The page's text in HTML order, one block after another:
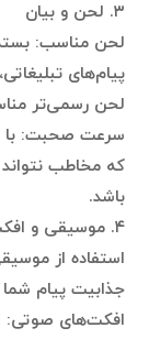
۳. لحن و بیان
لحن مناسب: بسته
پیام‌های
لحن رسمی‌تر
سرعت صحبت: با
که مخاطب
باشد.
۴. موسیقی و افکت‌های صوتی
استفاده از
جذابیت پیام شما
افکت‌های صوتی: